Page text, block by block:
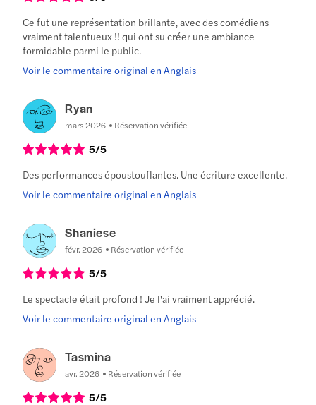
Ce fut une représentation brillante, avec des comédiens
vraiment talentueux !! qui ont su créer une ambiance
formidable parmi le public.
Voir le commentaire original en Anglais
Ryan
mars 2026 Réservation vérifiée
5/5
Des performances époustouflantes. Une écriture excellente.
Voir le commentaire original en Anglais
Shaniese
févr. 2026 Réservation vérifiée
5/5
Le spectacle était profond ! Je l'ai vraiment apprécié.
Voir le commentaire original en Anglais
Tasmina
avr. 2026 Réservation vérifiée
5/5